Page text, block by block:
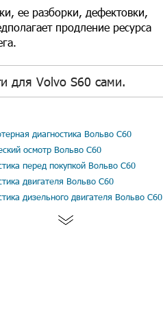
ее разборки, дефектовки,
продление ресурса
для Volvo S60 сами.
диагностика Вольво С60
осмотр Вольво С60
перед покупкой Вольво С60
двигателя Вольво С60
дизельного двигателя Вольво С60